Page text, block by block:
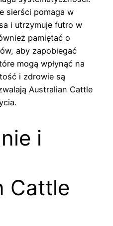
sierści pomaga w
i utrzymuje futro w
pamiętać o
aby zapobiegać
mogą wpłynąć na
i zdrowie są
Australian Cattle
i
Cattle